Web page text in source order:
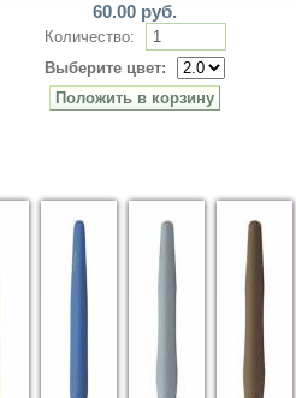
60.00 руб.
Количество:
Выберите цвет: